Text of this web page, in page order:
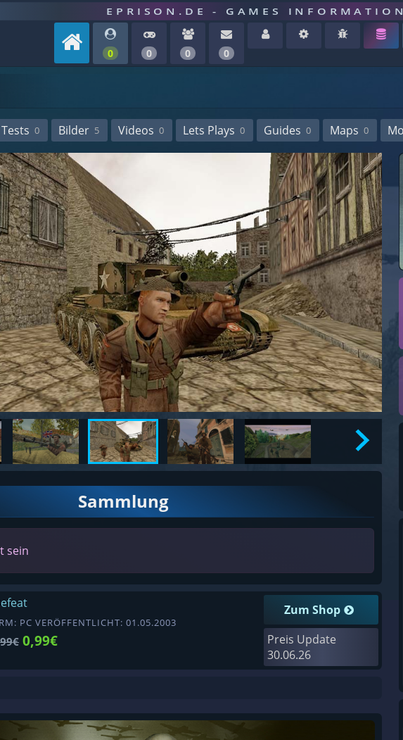
EPRISON.DE - GAMES INFORMATION
0 0 0 0
Tests 0 Bilder 5 Videos 0 Lets Plays 0 Guides 0 Maps 0
Sammlung
sein
PC VERÖFFENTLICHT: 01.05.2003
0,99€
Zum Shop
Preis Update
30.06.26